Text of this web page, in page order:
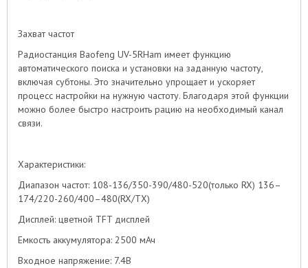
Захват частот
Радиостанция Baofeng UV-5RHam имеет функцию
автоматического поиска и установки на заданную частоту,
включая субтоны. Это значительно упрощает и ускоряет
процесс настройки на нужную частоту. Благодаря этой функции
можно более быстро настроить рацию на необходимый канал
связи.
Характеристики:
Диапазон частот: 108-136/350-390/480-520(только RX) 136–
174/220-260/400–480(RX/TX)
Дисплей: цветной TFT дисплей
Емкость аккумулятора: 2500 мАч
Входное напряжение: 7.4В